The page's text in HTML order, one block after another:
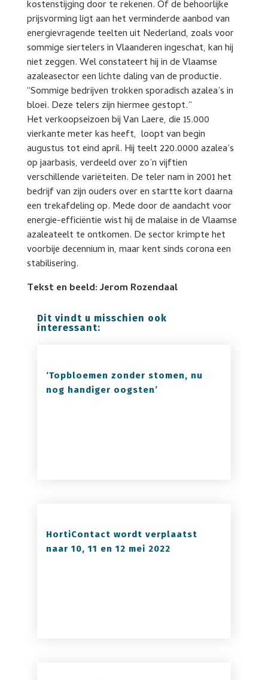
kostenstijging door te rekenen. Of de behoorlijke
prijsvorming ligt aan het verminderde aanbod van
energievragende teelten uit Nederland, zoals voor
sommige siertelers in Vlaanderen ingeschat, kan hij
niet zeggen. Wel constateert hij in de Vlaamse
azaleasector een lichte daling van de productie.
“Sommige bedrijven trokken sporadisch azalea’s in
bloei. Deze telers zijn hiermee gestopt.”
Het verkoopseizoen bij Van Laere, die 15.000
vierkante meter kas heeft, loopt van begin
augustus tot eind april. Hij teelt 220.0000 azalea’s
op jaarbasis, verdeeld over zo’n vijftien
verschillende variëteiten. De teler nam in 2001 het
bedrijf van zijn ouders over en startte kort daarna
een trekafdeling op. Mede door de aandacht voor
energie-efficiëntie wist hij de malaise in de Vlaamse
azaleateelt te ontkomen. De sector krimpte het
voorbije decennium in, maar kent sinds corona een
stabilisering.
Tekst en beeld: Jerom Rozendaal
Dit vindt u misschien ook
interessant:
‘Topbloemen zonder stomen, nu
nog handiger oogsten’
HortiContact wordt verplaatst
naar 10, 11 en 12 mei 2022